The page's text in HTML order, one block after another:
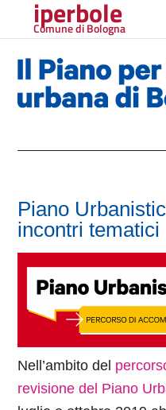
iperbole
Comune di Bologna
Piano
incontri tematici
Nell’ambito del
revisione del Piano